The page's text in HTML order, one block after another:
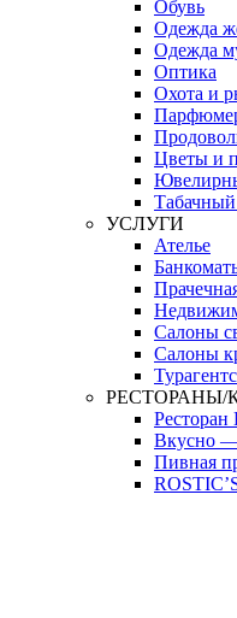
Обувь
Одежда
Одежда
Оптика
Охота и
Цветы и
УСЛУГИ
Ателье
Салоны
Салоны
РЕСТОРАНЫ/
Ресторан
Вкусно —
Пивная